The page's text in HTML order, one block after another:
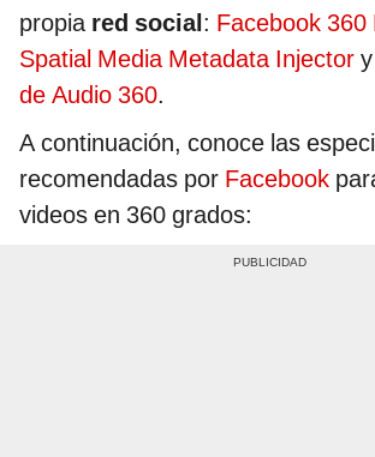
propia red social: Facebook 360
Spatial Media Metadata Injector y
de Audio 360.
A continuación, conoce las
recomendadas por Facebook
videos en 360 grados: